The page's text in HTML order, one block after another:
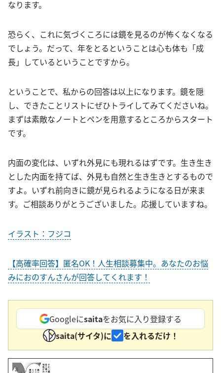
なります。
恐らく、これに気づくころには鏡を見るのが怖くなくなる
でしょう。だって、年をとるということは心も体も「成
長」しているということですから。
ということで、私からの回答は以上になります。鏡を隠
し、できたことリストにぜひトライしてみてくださいね。
まずは素敵なノートとペンを用意するところからスタート
です。
内面の変化は、いずれ外見にも現れるはずです。生き生き
とした内面を持てば、外見も自然と生き生きとするもので
すよ。いずれ前向きに鏡が見られるようになる日が来ま
す。ご相談ありがとうございました。応援していますね。
イラスト：フジコ
【高確率回答】匿名OK！人生相談募集中。あなたのお悩
みにおのすんさんが回答してくれます！
Googleにsaitaをお気に入り登録する
saita(サイタ)に
を入れるだけ！